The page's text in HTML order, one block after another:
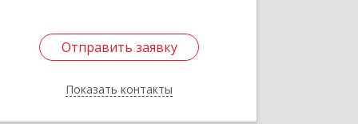
Отправить заявку
Показать контакты
Отправить заявку
Назад